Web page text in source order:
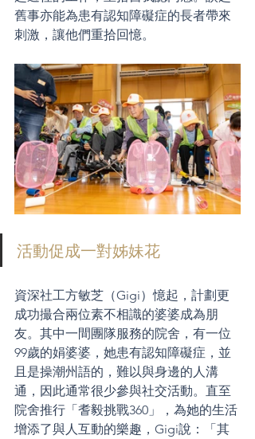
舊事亦能為患有認知障礙症的長者帶來
刺激，讓他們重拾回憶。
活動促成一對姊妹花
資深社工方敏芝（Gigi）憶起，計劃更
成功撮合兩位素不相識的婆婆成為朋
友。其中一間團隊服務的院舍，有一位
99歲的娟婆婆，她患有認知障礙症，並
且是操潮州語的，難以與身邊的人溝
通，因此通常很少參與社交活動。直至
院舍推行「耆毅挑戰360」，為她的生活
增添了與人互動的樂趣，Gigi說：「其